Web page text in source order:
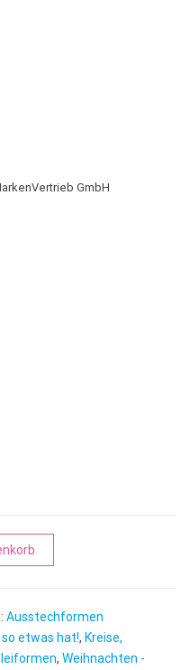
GmbH
e
r
n
Ausstechformen
etwas hat!, Kreise,
, Weihnachten -